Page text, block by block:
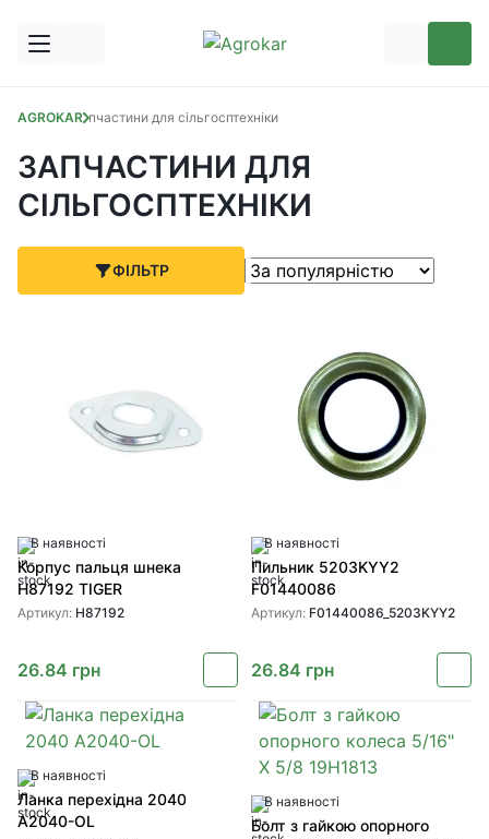
AGROKARЗапчастини для сільгосптехніки
ЗАПЧАСТИНИ ДЛЯ
СІЛЬГОСПТЕХНІКИ
ФІЛЬТР
В наявності
Корпус пальця шнека
H87192 TIGER
Артикул: H87192
26.84 грн
В наявності
Пильник 5203KYY2
F01440086
Артикул: F01440086_5203KYY2
26.84 грн
В наявності
Ланка перехідна 2040
A2040-OL
В наявності
Болт з гайкою опорного